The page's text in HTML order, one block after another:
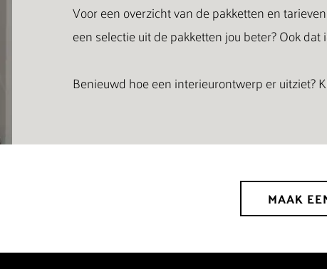
Voor een overzicht van de pakketten en
een selectie uit de pakketten jou beter? Ook dat
Benieuwd hoe een interieurontwerp er uitziet?
MAAK